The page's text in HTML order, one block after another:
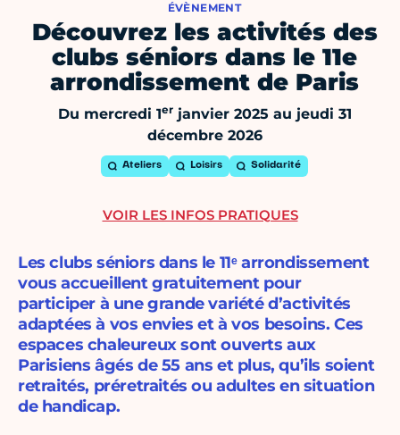
ÉVÈNEMENT
Découvrez les activités des
clubs séniors dans le 11e
arrondissement de Paris
Du mercredi 1erjanvier 2025 au jeudi 31
décembre 2026
Ateliers Loisirs Solidarité
Les clubs séniors dans le 11ᵉ arrondissement
vous accueillent gratuitement pour
participer à une grande variété d’activités
adaptées à vos envies et à vos besoins. Ces
espaces chaleureux sont ouverts aux
Parisiens âgés de 55 ans et plus, qu’ils soient
retraités, préretraités ou adultes en situation
de handicap.
VOIR LES INFOS PRATIQUES